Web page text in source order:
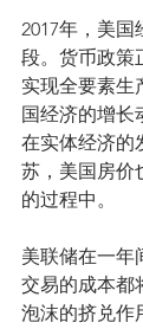
2017年，美
段。货币政策
实现全要素生
国经济的增长
在实体经济的
苏，美国房价
的过程中。
美联储在一年
交易的成本都
泡沫的挤兑作